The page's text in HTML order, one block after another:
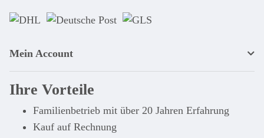
Mein Account
Ihre Vorteile
Familienbetrieb mit über 20 Jahren Erfahrung
Kauf auf Rechnung